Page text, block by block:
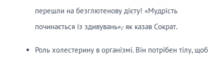
перешли на безглютенову дієту! «Мудрість
починається із здивувань»,- як казав Сократ.
Роль холестерину в організмі. Він потрібен тілу, щоб